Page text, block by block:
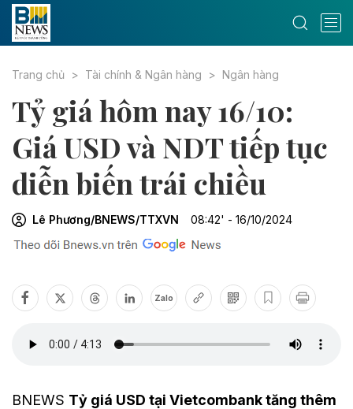
Trang chủ Tài chính & Ngân hàng Ngân hàng
Tỷ giá hôm nay 16/10:
Giá USD và NDT tiếp tục
diễn biến trái chiều
Lê Phương/BNEWS/TTXVN 08:42' - 16/10/2024
Zalo
BNEWS Tỷ giá USD tại Vietcombank tăng thêm